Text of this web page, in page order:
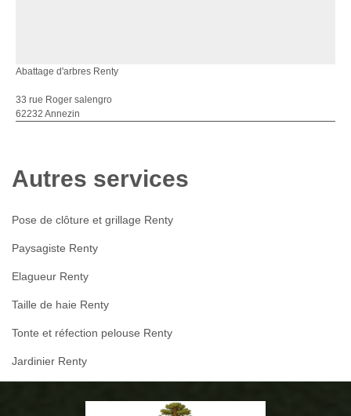
Abattage d'arbres Renty
33 rue Roger salengro
62232 Annezin
Autres services
Pose de clôture et grillage Renty
Paysagiste Renty
Elagueur Renty
Taille de haie Renty
Tonte et réfection pelouse Renty
Jardinier Renty